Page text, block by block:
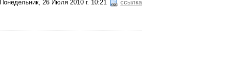
Понедельник, 26 Июля 2010 г. 10:21 ссылка